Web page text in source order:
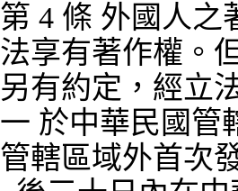
第 4 條 外國人之
法享有著作權。
另有約定，經立
一 於中華民國管
管轄區域外首次